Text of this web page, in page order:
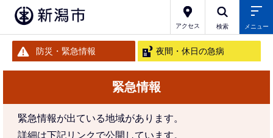
アクセス 検索 メニュー
防災・緊急情報 夜間・休日の急病
緊急情報
緊急情報が出ている地域があります。
詳細は下記リンクで公開しています。